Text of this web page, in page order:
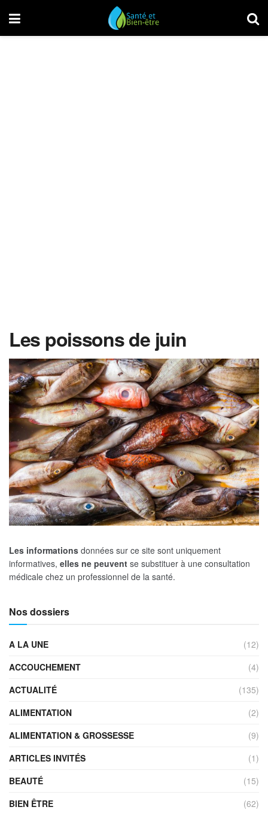
Les poissons de juin
Les informations données sur ce site sont uniquement
informatives, elles ne peuvent se substituer à une consultation
médicale chez un professionnel de la santé.
Nos dossiers
A LA UNE
(12)
ACCOUCHEMENT
(4)
ACTUALITÉ
(135)
ALIMENTATION
(2)
ALIMENTATION & GROSSESSE
(9)
ARTICLES INVITÉS
(1)
BEAUTÉ
(15)
BIEN ÊTRE
(62)